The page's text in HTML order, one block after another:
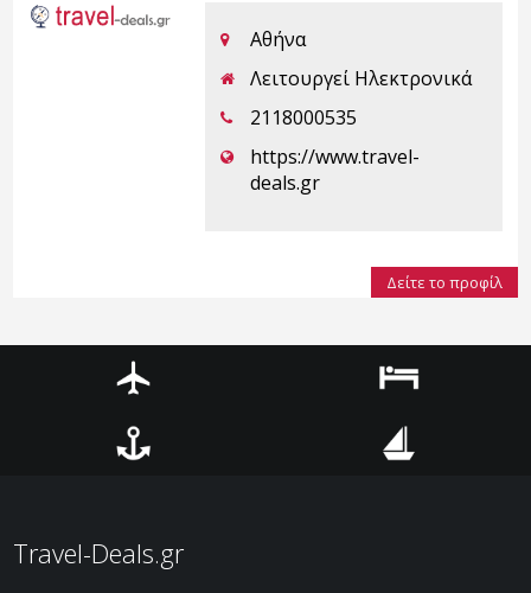
Αθήνα
Λειτουργεί Ηλεκτρονικά
2118000535
https://www.travel-
deals.gr
Δείτε το προφίλ
Travel-Deals.gr